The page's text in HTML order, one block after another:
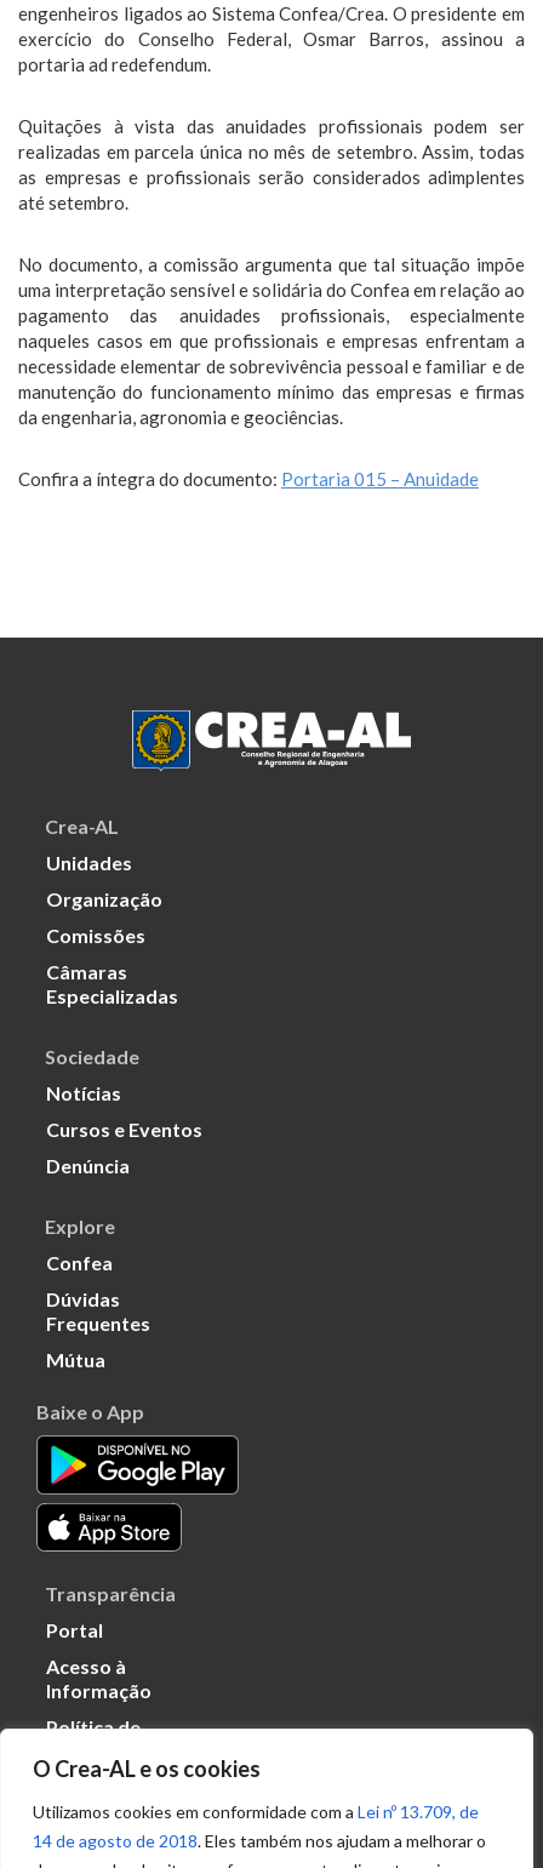
O Crea-AL e os cookies
Utilizamos cookies em conformidade com a Lei nº 13.709, de
14 de agosto de 2018. Eles também nos ajudam a melhorar o
engenheiros ligados ao Sistema Confea/Crea. O presidente em
exercício do Conselho Federal, Osmar Barros, assinou a
portaria ad redefendum.
Quitações à vista das anuidades profissionais podem ser
realizadas em parcela única no mês de setembro. Assim, todas
as empresas e profissionais serão considerados adimplentes
até setembro.
No documento, a comissão argumenta que tal situação impõe
uma interpretação sensível e solidária do Confea em relação ao
pagamento das anuidades profissionais, especialmente
naqueles casos em que profissionais e empresas enfrentam a
necessidade elementar de sobrevivência pessoal e familiar e de
manutenção do funcionamento mínimo das empresas e firmas
da engenharia, agronomia e geociências.
Confira a íntegra do documento: Portaria 015 – Anuidade
Crea-AL
Unidades
Organização
Comissões
Câmaras
Especializadas
Sociedade
Notícias
Cursos e Eventos
Denúncia
Explore
Confea
Dúvidas
Frequentes
Mútua
Baixe o App
Transparência
Portal
Acesso à
Informação
Política de
Dados
Ouvidoria